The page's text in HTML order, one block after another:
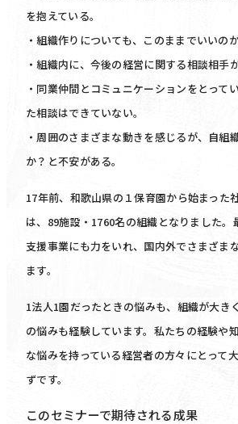
を抱えている。
・組織作りについても、このままでいいの
・組織内に、今後の経営に関する相談相手
・同業仲間とコミュニケーションをとって
た相談はできていない。
・周囲のさまざまな動きを感じるが、自組
か？と不安がある。
17年前、和歌山県の１保育園から始まった
は、89施設・1760名の組織となりました。
支援事業にも力をいれ、国内外でさまざま
ます。
1法人1園だったときの悩みも、組織が大き
の悩みも経験しています。私たちの経験や
な悩みを持っている経営者の方々にとって
ずです。
このセミナーで期待される成果